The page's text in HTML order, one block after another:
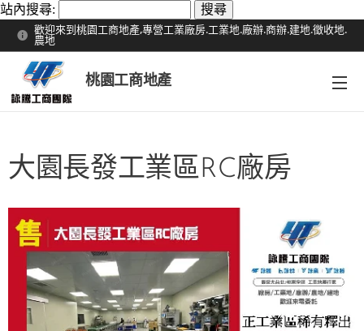
站內搜尋:
歡迎來到桃園工商地產,專營工業廠房.工業地.廠辦.商辦.建地.徵收地.
農地
桃園工商地產
大園長發工業區RC廠房